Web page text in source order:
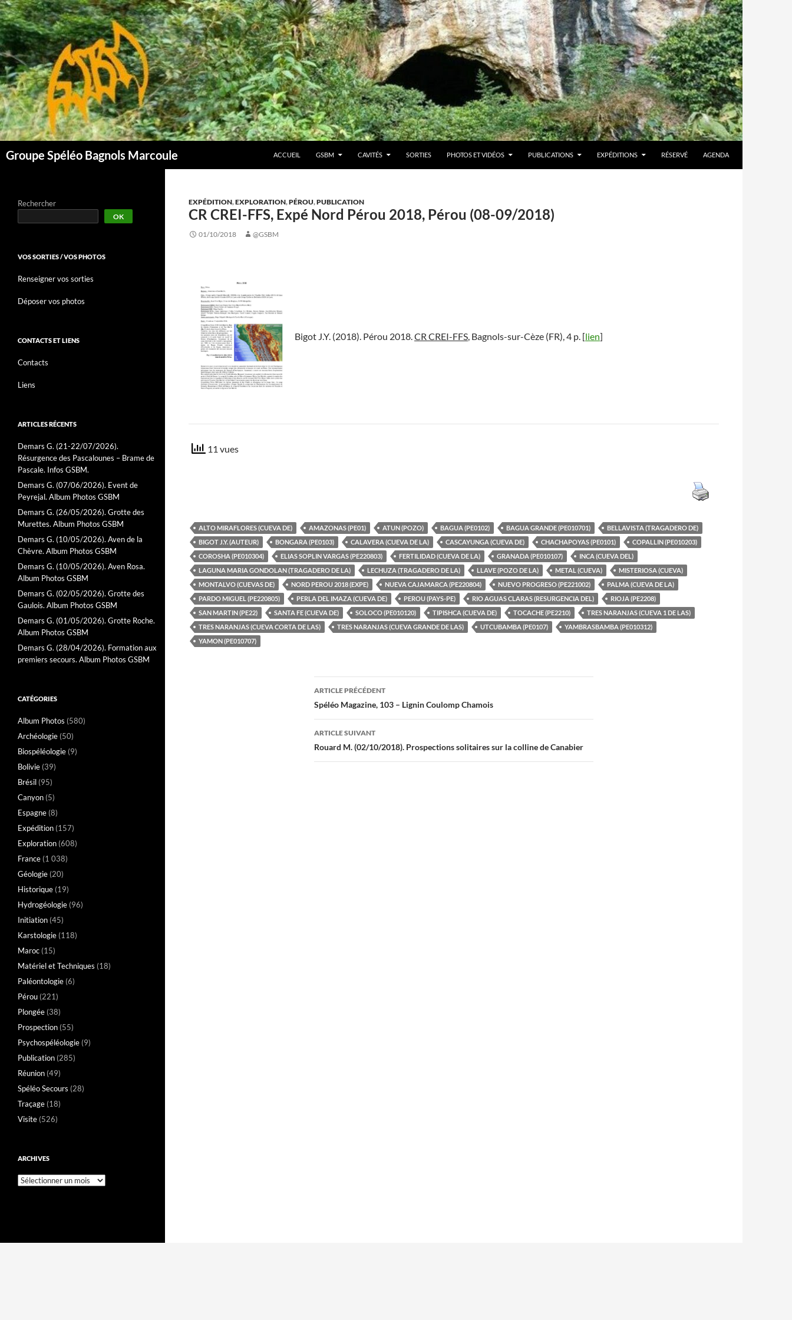
Aller
au
contenu
Groupe Spéléo Bagnols Marcoule ACCUEIL GSBM CAVITÉS SORTIES PHOTOS ET VIDÉOS PUBLICATIONS EXPÉDITIONS RÉSERVÉ AGENDA
EXPÉDITION,EXPLORATION,PÉROU,PUBLICATION
CR CREI-FFS, Expé Nord Pérou 2018, Pérou (08-09/2018)
01/10/2018 @GSBM
Bigot J.Y. (2018). Pérou 2018. CR CREI-FFS , Bagnols-sur-Cèze (FR), 4 p. [lien]
11 vues
ALTO MIRAFLORES (CUEVA DE) AMAZONAS (PE01) ATUN (POZO) BAGUA (PE0102) BAGUA GRANDE (PE010701)
BELLAVISTA (TRAGADERO DE)
BIGOT J.Y. (AUTEUR)
BONGARA (PE0103) CALAVERA (CUEVA DE LA) CASCAYUNGA (CUEVA DE) CHACHAPOYAS (PE0101)
COPALLIN (PE010203)
COROSHA (PE010304)
ELIAS SOPLIN VARGAS (PE220803) FERTILIDAD (CUEVA DE LA) GRANADA (PE010107)
INCA (CUEVA DEL)
LAGUNA MARIA GONDOLAN (TRAGADERO DE LA)
LECHUZA (TRAGADERO DE LA) LLAVE (POZO DE LA) METAL (CUEVA)
MISTERIOSA (CUEVA)
MONTALVO (CUEVAS DE)
NORD PEROU 2018 (EXPE) NUEVA CAJAMARCA (PE220804) NUEVO PROGRESO (PE221002)
PALMA (CUEVA DE LA)
PARDO MIGUEL (PE220805)
PERLA DEL IMAZA (CUEVA DE) PEROU (PAYS-PE) RIO AGUAS CLARAS (RESURGENCIA DEL)
RIOJA (PE2208)
SAN MARTIN (PE22)
SANTA FE (CUEVA DE) SOLOCO (PE010120) TIPISHCA (CUEVA DE) TOCACHE (PE2210)
TRES NARANJAS (CUEVA 1 DE LAS)
TRES NARANJAS (CUEVA CORTA DE LAS)
TRES NARANJAS (CUEVA GRANDE DE LAS) UTCUBAMBA (PE0107)
YAMBRASBAMBA (PE010312)
YAMON (PE010707)
Navigation
des
articles
ARTICLE PRÉCÉDENT
Spéléo Magazine, 103 – Lignin Coulomp Chamois
ARTICLE SUIVANT
Rouard M. (02/10/2018). Prospections solitaires sur la colline de Canabier
Rechercher
OK
VOS SORTIES / VOS PHOTOS
Renseigner vos sorties
Déposer vos photos
CONTACTS ET LIENS
Contacts
Liens
ARTICLES RÉCENTS
Demars G. (21-22/07/2026).
Résurgence des Pascalounes – Brame de
Pascale. Infos GSBM.
Demars G. (07/06/2026). Event de
Peyrejal. Album Photos GSBM
Demars G. (26/05/2026). Grotte des
Murettes. Album Photos GSBM
Demars G. (10/05/2026). Aven de la
Chèvre. Album Photos GSBM
Demars G. (10/05/2026). Aven Rosa.
Album Photos GSBM
Demars G. (02/05/2026). Grotte des
Gaulois. Album Photos GSBM
Demars G. (01/05/2026). Grotte Roche.
Album Photos GSBM
Demars G. (28/04/2026). Formation aux
premiers secours. Album Photos GSBM
CATÉGORIES
Album Photos (580)
Archéologie (50)
Biospéléologie (9)
Bolivie (39)
Brésil (95)
Canyon (5)
Espagne (8)
Expédition (157)
Exploration (608)
France (1 038)
Géologie (20)
Historique (19)
Hydrogéologie (96)
Initiation (45)
Karstologie (118)
Maroc (15)
Matériel et Techniques (18)
Paléontologie (6)
Pérou (221)
Plongée (38)
Prospection (55)
Psychospéléologie (9)
Publication (285)
Réunion (49)
Spéléo Secours (28)
Traçage (18)
Visite (526)
ARCHIVES
Archives